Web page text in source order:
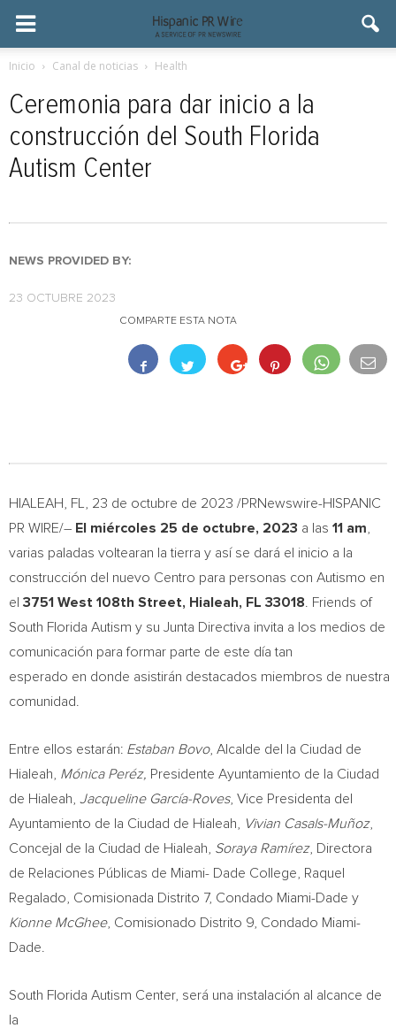
Inicio Canal de noticias Health
Ceremonia para dar inicio a la
construcción del South Florida
Autism Center
NEWS PROVIDED BY:
23 OCTUBRE 2023
COMPARTE ESTA NOTA
HIALEAH, FL 23 de octubre de 2023 /PRNewswire-HISPANIC
PR WIRE/– El miércoles 25 de octubre, 2023 a las 11 am
varias paladas voltearan la tierra y así se dará el inicio a la
construcción del nuevo Centro para personas con Autismo en
el 3751 West 108th Street, Hialeah, FL 33018 . Friends of
South Florida Autism y su Junta Directiva invita a los medios de
comunicación para formar parte de este día tan
esperado en donde asistirán destacados miembros de nuestra
comunidad.
Entre ellos estarán: Estaban Bovo, Alcalde del la Ciudad de
Hialeah
Mónica Peréz, Presidente Ayuntamiento de la Ciudad
de Hialeah Jacqueline García-Roves, Vice Presidenta del
Ayuntamiento de la Ciudad de Hialeah Vivian Casals-Muñoz,
Concejal de la Ciudad de Hialeah Soraya Ramírez, Directora
de Relaciones Públicas de Miami- Dade College,
Raquel
Regalado , Comisionada Distrito 7, Condado Miami-Dade y
Kionne McGhee, Comisionado Distrito 9, Condado Miami-
Dade.
South Florida Autism Center, será una instalación al alcance de
la